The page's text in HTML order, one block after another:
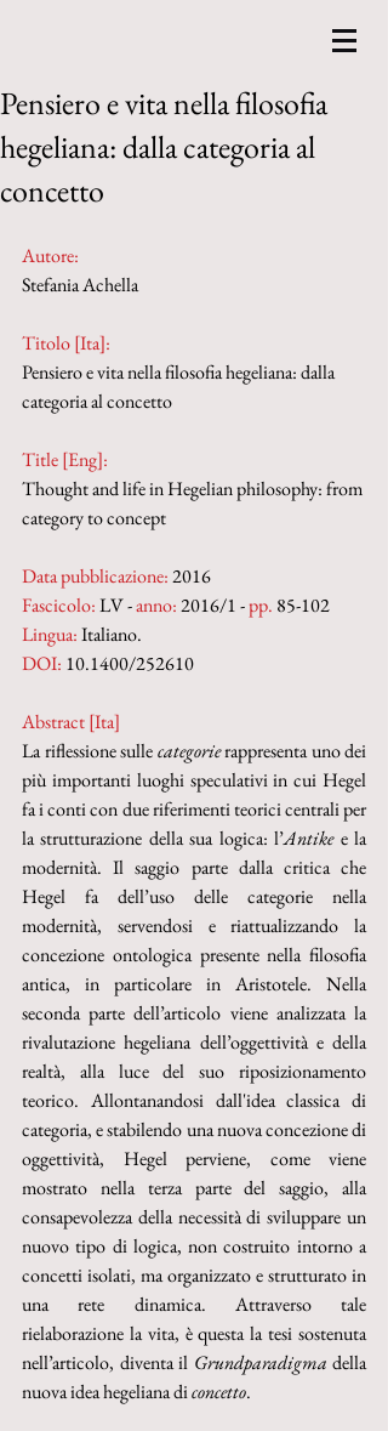
Pensiero e vita nella filosofia
hegeliana: dalla categoria al
concetto
Autore:
Stefania Achella
Titolo [Ita]:
Pensiero e vita nella filosofia hegeliana: dalla
categoria al concetto
Title [Eng]:
Thought and life in Hegelian philosophy: from
category to concept
Data pubblicazione: 2016
Fascicolo: LV - anno: 2016/1 - pp. 85-102
Lingua: Italiano.
DOI: 10.1400/252610
Abstract [Ita]
La riflessione sulle categorie rappresenta uno dei
più importanti luoghi speculativi in cui Hegel
fa i conti con due riferimenti teorici centrali per
la strutturazione della sua logica: l’Antike e la
modernità. Il saggio parte dalla critica che
Hegel fa dell’uso delle categorie nella
modernità, servendosi e riattualizzando la
concezione ontologica presente nella filosofia
antica, in particolare in Aristotele. Nella
seconda parte dell’articolo viene analizzata la
rivalutazione hegeliana dell’oggettività e della
realtà, alla luce del suo riposizionamento
teorico. Allontanandosi dall'idea classica di
categoria, e stabilendo una nuova concezione di
oggettività, Hegel perviene, come viene
mostrato nella terza parte del saggio, alla
consapevolezza della necessità di sviluppare un
nuovo tipo di logica, non costruito intorno a
concetti isolati, ma organizzato e strutturato in
una rete dinamica. Attraverso tale
rielaborazione la vita, è questa la tesi sostenuta
nell’articolo, diventa il Grundparadigma della
nuova idea hegeliana di concetto.